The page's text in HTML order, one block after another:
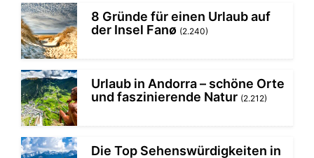
8 Gründe für einen Urlaub auf
der Insel Fanø (2.240)
Urlaub in Andorra – schöne Orte
und faszinierende Natur (2.212)
Die Top Sehenswürdigkeiten in